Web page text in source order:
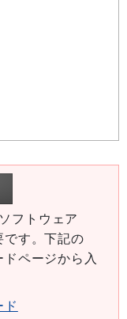
フトウェア
です。下記の
ページから入
ド